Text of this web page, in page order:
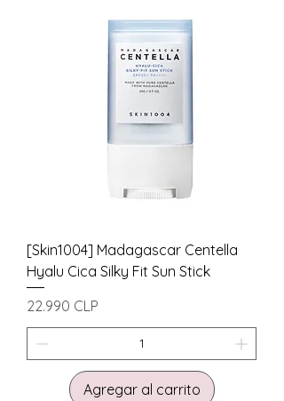
[Skin1004] Madagascar Centella
Hyalu Cica Silky Fit Sun Stick
Precio
22.990 CLP
Agregar al carrito